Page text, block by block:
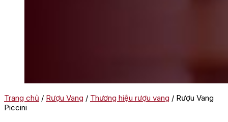
Trang chủ / Rượu Vang / Thương hiệu rượu vang / Rượu Vang
Piccini